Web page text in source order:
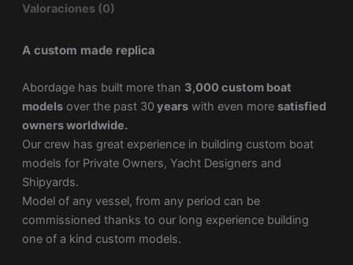
Valoraciones (0)
A custom made replica
Abordage has built more than 3,000 custom boat
modelsover the past 30 yearswith even more satisfied
owners worldwide.
Our crew has great experience in building custom boat
models for Private Owners, Yacht Designers and
Shipyards.
Model of any vessel, from any period can be
commissioned thanks to our long experience building
one of a kind custom models.